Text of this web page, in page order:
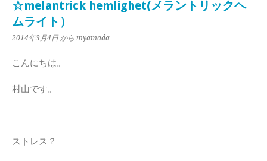
☆melantrick hemlighet(メラントリックヘ
ムライト）
2014年3月4日 から myamada
こんにちは。
村山です。
ストレス？